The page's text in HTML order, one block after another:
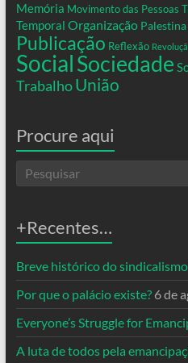
Memória Movimento das Pessoas
Temporal Organização Palestina
Publicação Reflexão
SocialSociedade
Trabalho União
Procure aqui
+Recentes…
Breve histórico do sindicalismo
Por que o palácio existe? 6 de
Everyone’s Struggle for
A luta de todos pela